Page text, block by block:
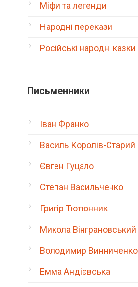
Міфи та легенди
Народні перекази
Російські народні казки
Письменники
Іван Франко
Василь Королів-Старий
Євген Гуцало
Степан Васильченко
Григір Тютюнник
Микола Вінграновський
Володимир Винниченко
Емма Андієвська